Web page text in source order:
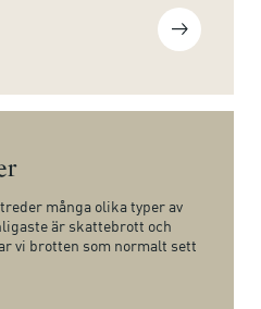
många olika typer av
är skattebrott och
vi brotten som normalt sett